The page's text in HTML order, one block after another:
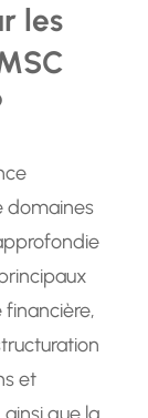
les
domaines
financière,
et